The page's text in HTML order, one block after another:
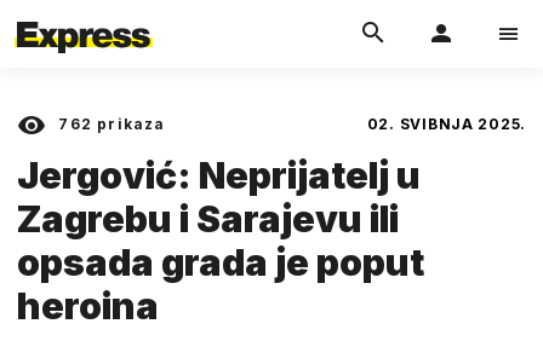
762 prikaza 02. SVIBNJA 2025.
Jergović: Neprijatelj u
Zagrebu i Sarajevu ili
opsada grada je poput
heroina